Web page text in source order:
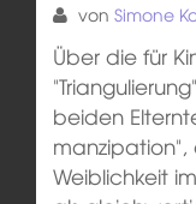
von Simone
Über die für
beiden
Weiblichkeit